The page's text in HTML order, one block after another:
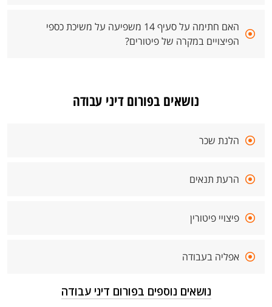
האם חתימה על סעיף 14 משפיעה על משיכת כספי
הפיצויים במקרה של פיטורים?
נושאים בפורום דיני עבודה
הלנת שכר
הרעת תנאים
פיצויי פיטורין
אפליה בעבודה
נושאים נוספים בפורום דיני עבודה